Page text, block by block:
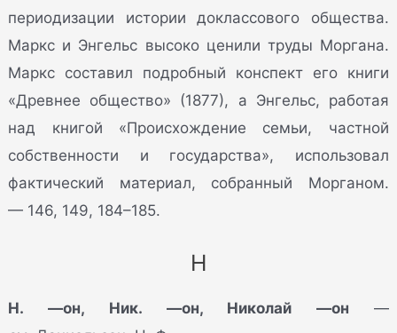
периодизации истории доклассового общества.
Маркс и Энгельс высоко ценили труды Моргана.
Маркс составил подробный конспект его книги
«Древнее общество» (1877), а Энгельс, работая
над книгой «Происхождение семьи, частной
собственности и государства», использовал
фактический материал, собранный Морганом.
— 146, 149, 184–185.
Н
Н. —он, Ник. —он, Николай —он —